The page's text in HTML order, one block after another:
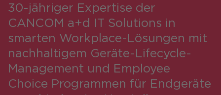
30-jähriger Expertise der
CANCOM a+d IT Solutions in
smarten Workplace-Lösungen mit
nachhaltigem Geräte-Lifecycle-
Management und Employee
Choice Programmen für Endgeräte